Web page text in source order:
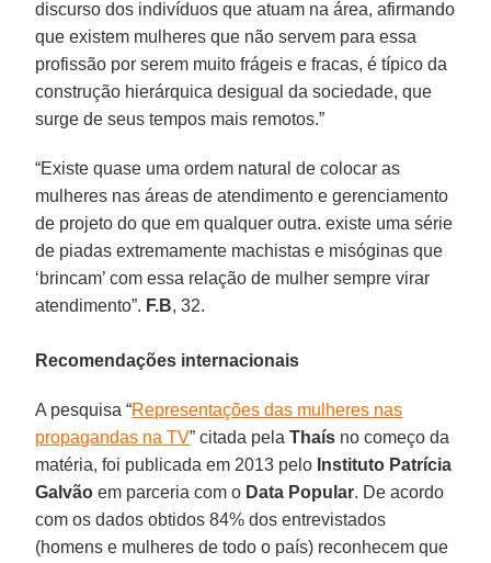
discurso dos indivíduos que atuam na área, afirmando
que existem mulheres que não servem para essa
profissão por serem muito frágeis e fracas, é típico da
construção hierárquica desigual da sociedade, que
surge de seus tempos mais remotos.”
“Existe quase uma ordem natural de colocar as
mulheres nas áreas de atendimento e gerenciamento
de projeto do que em qualquer outra. existe uma série
de piadas extremamente machistas e misóginas que
‘brincam’ com essa relação de mulher sempre virar
atendimento”. F.B, 32.
Recomendações internacionais
A pesquisa “Representações das mulheres nas
propagandas na TV” citada pelaThaís no começo da
matéria, foi publicada em 2013 pelo Instituto Patrícia
Galvão em parceria com o Data Popular. De acordo
com os dados obtidos 84% dos entrevistados
(homens e mulheres de todo o país) reconhecem que